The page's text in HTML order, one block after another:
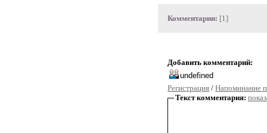
Комментарии: [1]
Добавить комментарий:
Регистрация / Напоминание
Текст комментария: